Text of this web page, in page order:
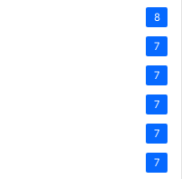
8
7
7
7
7
7